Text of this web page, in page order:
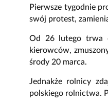
Pierwsze tygodnie
swój protest,
Od 26 lutego trwa
kierowców,
środy 20 marca.
Jednakże rolnicy
polskiego rolnictwa.